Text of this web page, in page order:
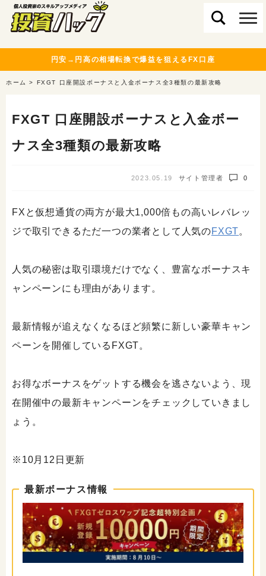
円安→円高の相場転換で爆益を狙えるFX口座
ホーム > FXGT 口座開設ボーナスと入金ボーナス全3種類の最新攻略
FXGT 口座開設ボーナスと入金ボー
ナス全3種類の最新攻略
2023.05.19 サイト管理者 0
FXと仮想通貨の両方が最大1,000倍もの高いレバレッ
ジで取引できるただ一つの業者として人気のFXGT。
人気の秘密は取引環境だけでなく、豊富なボーナスキ
ャンペーンにも理由があります。
最新情報が追えなくなるほど頻繁に新しい豪華キャン
ペーンを開催しているFXGT。
お得なボーナスをゲットする機会を逃さないよう、現
在開催中の最新キャンペーンをチェックしていきまし
ょう。
※10月12日更新
最新ボーナス情報